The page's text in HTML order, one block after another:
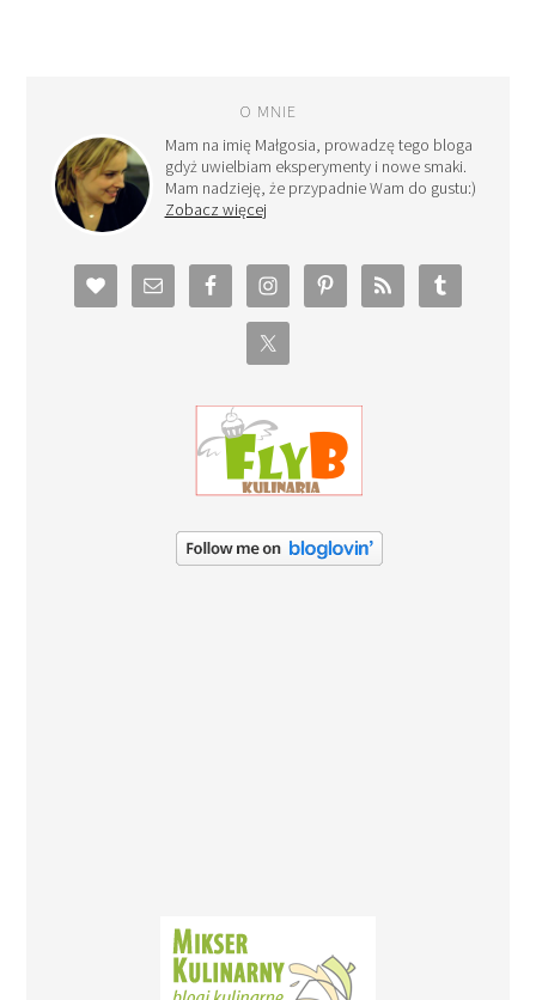
O MNIE
Mam na imię Małgosia, prowadzę tego bloga
gdyż uwielbiam eksperymenty i nowe smaki.
Mam nadzieję, że przypadnie Wam do gustu:)
Zobacz więcej